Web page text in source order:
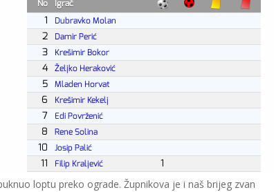
loptu preko ograde. Župnikova je i naš brijeg zvan